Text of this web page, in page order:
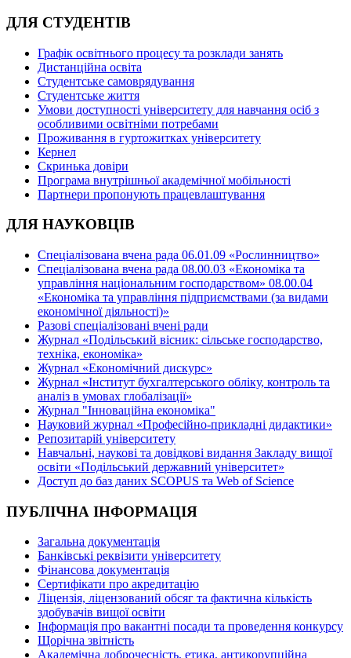
ДЛЯ СТУДЕНТІВ
Графік освітнього процесу та розклади занять
Дистанційна освіта
Студентське самоврядування
Студентське життя
Умови доступності університету для навчання осіб з
особливими освітніми потребами
Проживання в гуртожитках університету
Кернел
Скринька довіри
Програма внутрішньої академічної мобільності
Партнери пропонують працевлаштування
ДЛЯ НАУКОВЦІВ
Спеціалізована вчена рада 06.01.09 «Рослинництво»
Спеціалізована вчена рада 08.00.03 «Економіка та
управління національним господарством» 08.00.04
«Економіка та управління підприємствами (за видами
економічної діяльності)»
Разові спеціалізовані вчені ради
Журнал «Подільський вісник: сільське господарство,
техніка, економіка»
Журнал «Економічний дискурс»
Журнал «Інститут бухгалтерського обліку, контроль та
аналіз в умовах глобалізації»
Журнал "Інноваційна економіка"
Науковий журнал «Професійно-прикладні дидактики»
Репозитарій університету
Навчальні, наукові та довідкові видання Закладу вищої
освіти «Подільський державний університет»
Доступ до баз даних SCOPUS та Web of Science
ПУБЛІЧНА ІНФОРМАЦІЯ
Загальна документація
Банківські реквізити університету
Фінансова документація
Сертифікати про акредитацію
Ліцензія, ліцензований обсяг та фактична кількість
здобувачів вищої освіти
Інформація про вакантні посади та проведення конкурсу
Щорічна звітність
Академічна доброчесність, етика, антикорупційна